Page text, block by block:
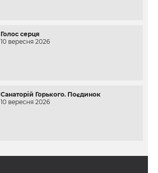
Голос серця
10 вересня 2026
Санаторій Горького. Поєдинок
10 вересня 2026